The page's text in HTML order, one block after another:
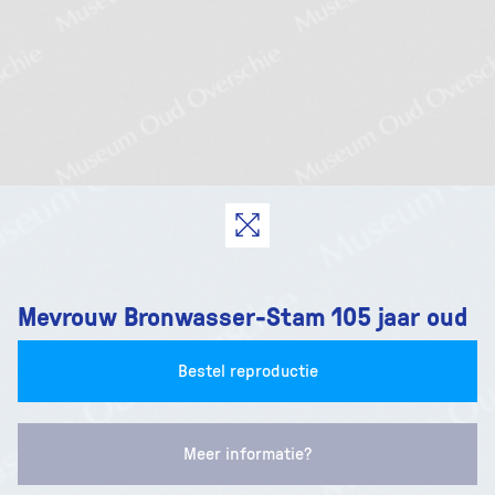
Mevrouw Bronwasser-Stam 105 jaar oud
Bestel reproductie
Meer informatie?